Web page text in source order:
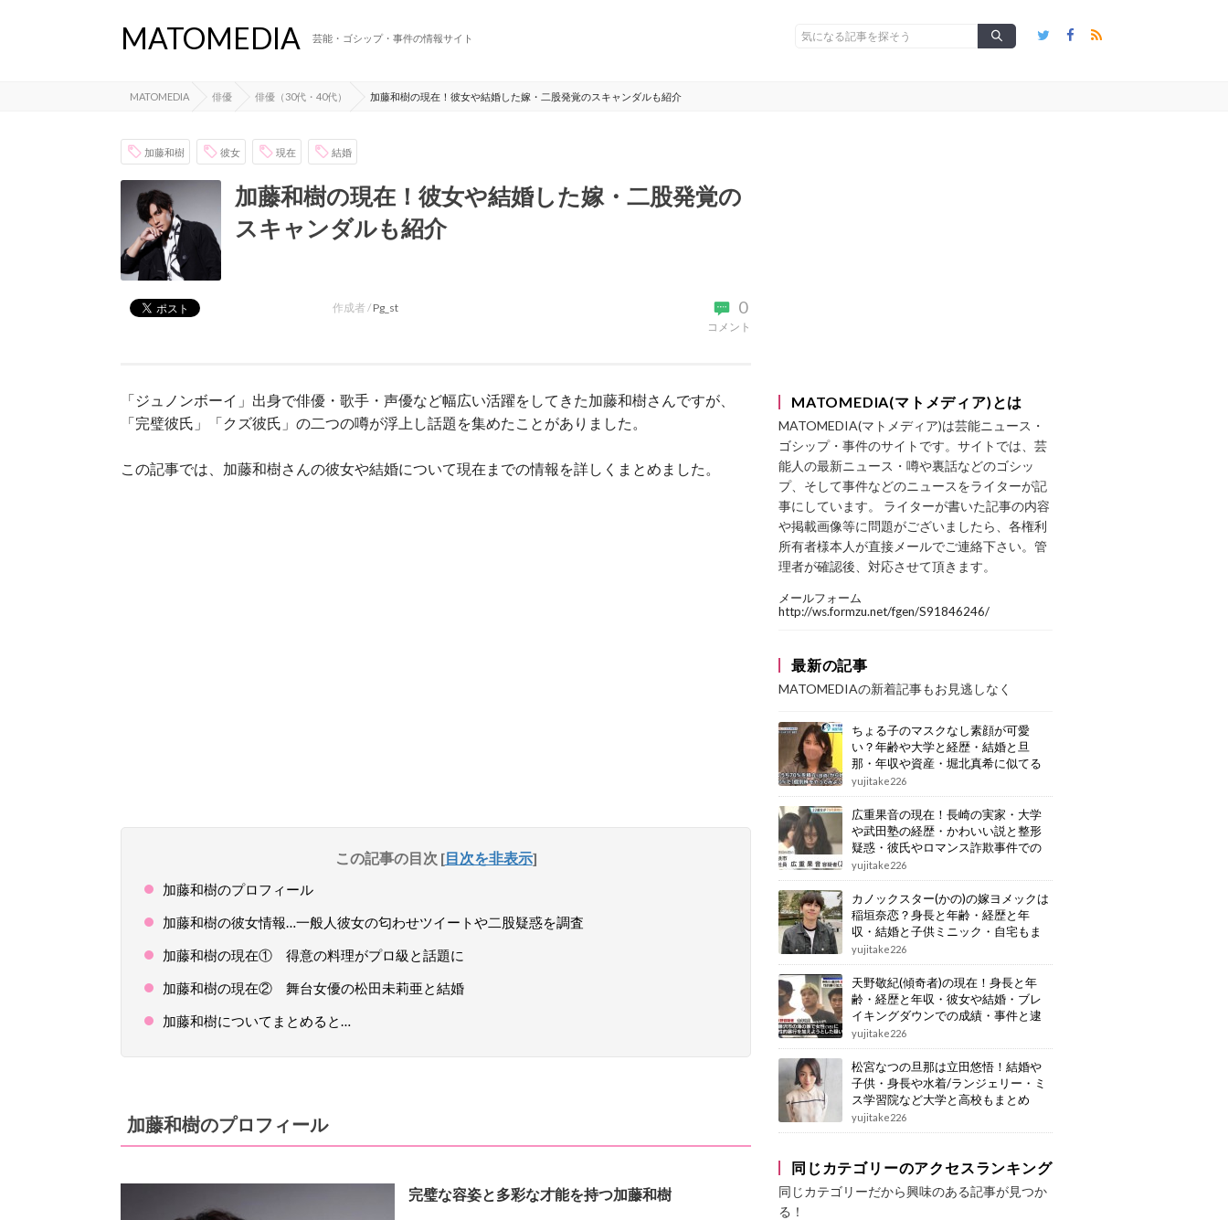
MATOMEDIA 芸能・ゴシップ・事件の情報サイト
MATOMEDIA 俳優 俳優（30代・40代） 加藤和樹の現在！彼女や結婚した嫁・二股発覚のスキャンダルも紹介
加藤和樹 彼女 現在 結婚
加藤和樹の現在！彼女や結婚した嫁・二股発覚の
スキャンダルも紹介
0
コメント
作成者 / Pg_st
「ジュノンボーイ」出身で俳優・歌手・声優など幅広い活躍をしてきた加藤和樹さんですが、
「完璧彼氏」「クズ彼氏」の二つの噂が浮上し話題を集めたことがありました。
この記事では、加藤和樹さんの彼女や結婚について現在までの情報を詳しくまとめました。
この記事の目次 [目次を非表示]
加藤和樹のプロフィール
加藤和樹の彼女情報…一般人彼女の匂わせツイートや二股疑惑を調査
加藤和樹の現在① 得意の料理がプロ級と話題に
加藤和樹の現在② 舞台女優の松田未莉亜と結婚
加藤和樹についてまとめると…
加藤和樹のプロフィール
完璧な容姿と多彩な才能を持つ加藤和樹
MATOMEDIA(マトメディア)とは
MATOMEDIA(マトメディア)は芸能ニュース・
ゴシップ・事件のサイトです。サイトでは、芸
能人の最新ニュース・噂や裏話などのゴシッ
プ、そして事件などのニュースをライターが記
事にしています。 ライターが書いた記事の内容
や掲載画像等に問題がございましたら、各権利
所有者様本人が直接メールでご連絡下さい。管
理者が確認後、対応させて頂きます。
メールフォーム
http://ws.formzu.net/fgen/S91846246/
最新の記事
MATOMEDIAの新着記事もお見逃しなく
ちょる子のマスクなし素顔が可愛
い？年齢や大学と経歴・結婚と旦
那・年収や資産・堀北真希に似てる
画像もまとめ
yujitake226
広重果音の現在！長崎の実家・大学
や武田塾の経歴・かわいい説と整形
疑惑・彼氏やロマンス詐欺事件での
逮捕もまとめ
yujitake226
カノックスター(かの)の嫁ヨメックは
稲垣奈恋？身長と年齢・経歴と年
収・結婚と子供ミニック・自宅もま
とめ
yujitake226
天野敬紀(傾奇者)の現在！身長と年
齢・経歴と年収・彼女や結婚・ブレ
イキングダウンでの成績・事件と逮
捕もまとめ
yujitake226
松宮なつの旦那は立田悠悟！結婚や
子供・身長や水着/ランジェリー・ミ
ス学習院など大学と高校もまとめ
yujitake226
同じカテゴリーのアクセスランキング
同じカテゴリーだから興味のある記事が見つか
る！